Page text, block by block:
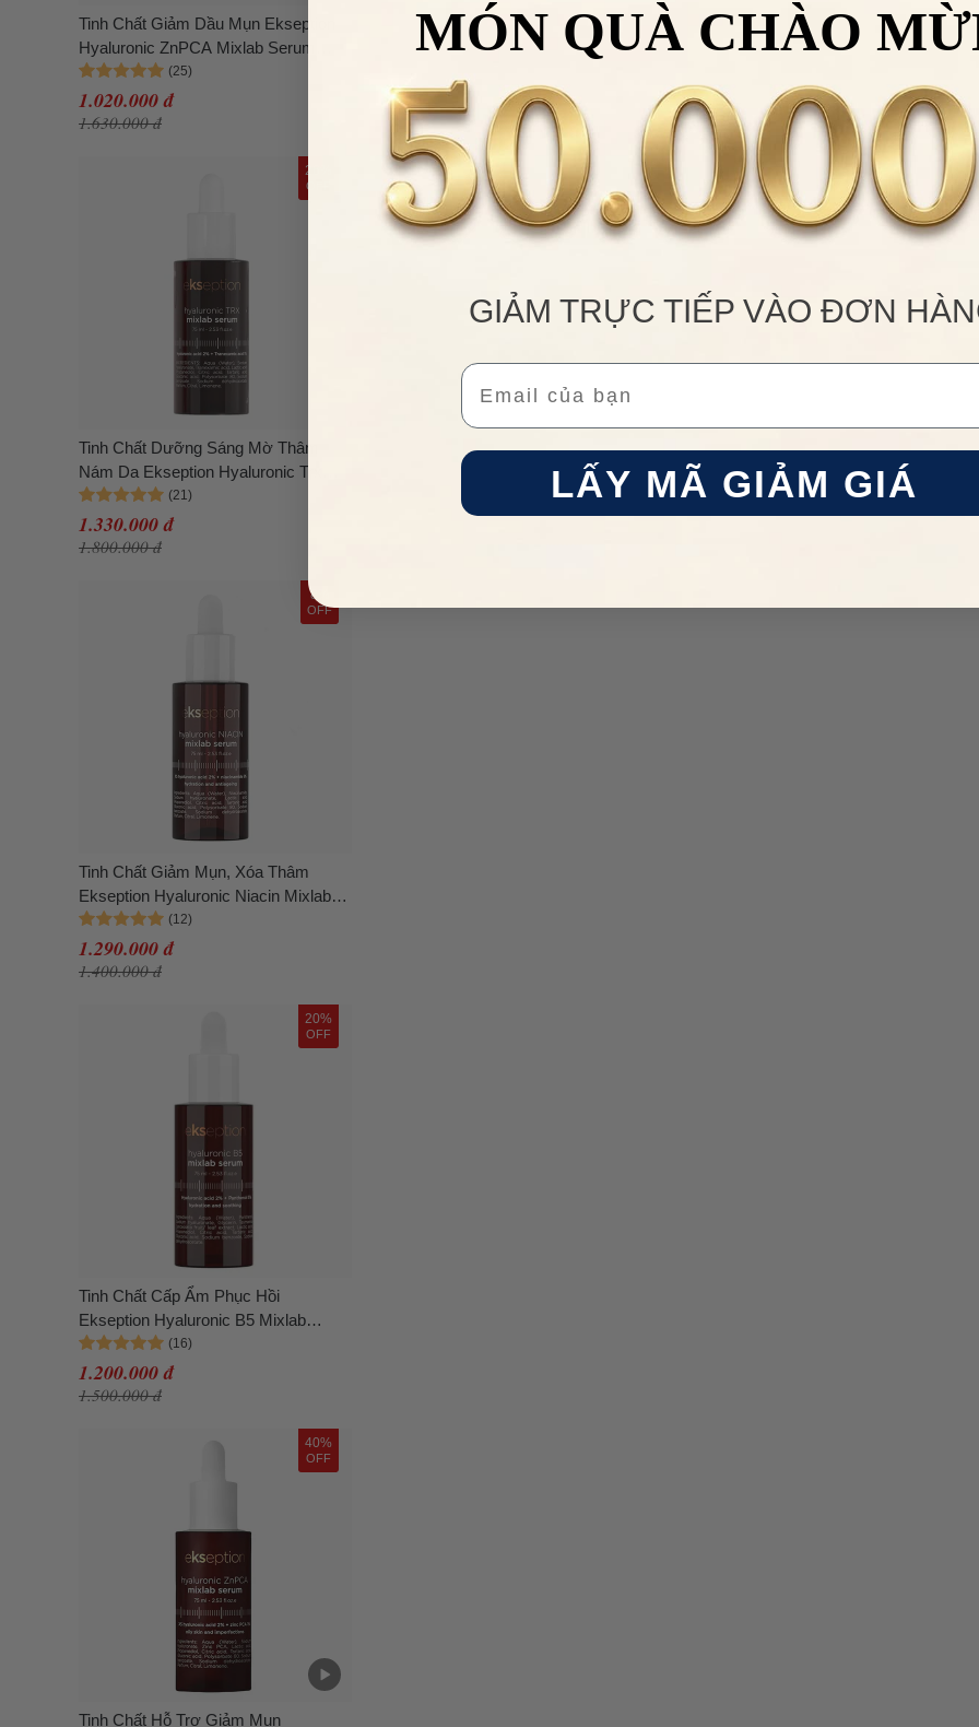
Tinh Chất Giảm Dầu Mụn Ekseption
Hyaluronic ZnPCA Mixlab Serum
75ml
1.020.000 đ
1.630.000 đ
26%
OFF
Tinh Chất Dưỡng Sáng Mờ Thâm
Nám Da Ekseption Hyaluronic Trx
Mixlab Serum 75ml
1.330.000 đ
1.800.000 đ
8%
OFF
Tinh Chất Giảm Mụn, Xóa Thâm
Ekseption Hyaluronic Niacin Mixlab
Serum 75ml
1.290.000 đ
1.400.000 đ
20%
OFF
Tinh Chất Cấp Ẩm Phục Hồi
Ekseption Hyaluronic B5 Mixlab
Serum 75ml
1.200.000 đ
1.500.000 đ
40%
OFF
Tinh Chất Hỗ Trợ Giảm Mụn
MÓN QUÀ CHÀO
GIẢM TRỰC TIẾP VÀO ĐƠN
Email
LẤY MÃ GIẢM GIÁ